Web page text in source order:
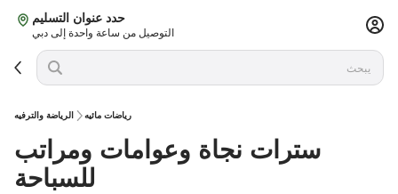
حدد عنوان التسليم
التوصيل من ساعة واحدة إلى دبي
الرياضة والترفيه رياضات مائيه
سترات نجاة وعوامات ومراتب
للسباحة